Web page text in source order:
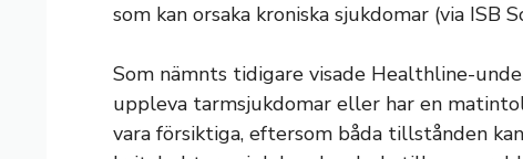
som kan orsaka kroniska sjukdomar (via ISB
Som nämnts tidigare visade Healthline-
uppleva tarmsjukdomar eller har en
vara försiktiga, eftersom båda tillstånden